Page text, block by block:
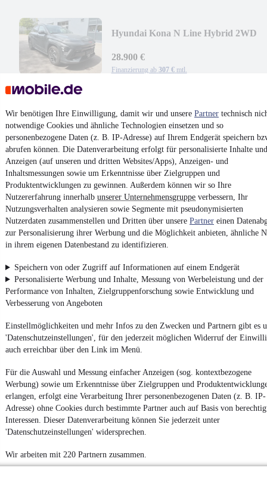
Wir benötigen Ihre Einwilligung, damit wir und unsere Partner technisch
notwendige Cookies und ähnliche Technologien einsetzen und so
personenbezogene Daten (z. B. IP-Adresse) auf Ihrem Endgerät speichern
abrufen können. Die Datenverarbeitung erfolgt für personalisierte Inhalte und
Anzeigen (auf unseren und dritten Websites/Apps), Anzeigen- und
Inhaltsmessungen sowie um Erkenntnisse über Zielgruppen und
Produktentwicklungen zu gewinnen. Außerdem können wir so Ihre
Nutzererfahrung innerhalb unserer Unternehmensgruppe verbessern, Ihr
Nutzungsverhalten analysieren sowie Segmente mit pseudonymisierten
Nutzerdaten zusammenstellen und Dritten über unsere Partner einen
zur Personalisierung ihrer Werbung und die Möglichkeit anbieten, ähnliche
in ihrem eigenen Datenbestand zu identifizieren.
Speichern von oder Zugriff auf Informationen auf einem Endgerät
Personalisierte Werbung und Inhalte, Messung von Werbeleistung und der
Performance von Inhalten, Zielgruppenforschung sowie Entwicklung und
Verbesserung von Angeboten
Einstellmöglichkeiten und mehr Infos zu den Zwecken und Partnern gibt es
'Datenschutzeinstellungen', für den jederzeit möglichen Widerruf der
auch erreichbar über den Link im Menü.
Für die Auswahl und Messung einfacher Anzeigen (sog. kontextbezogene
Werbung) sowie um Erkenntnisse über Zielgruppen und
erlangen, erfolgt eine Verarbeitung Ihrer personenbezogenen Daten (z. B. IP-
Adresse) ohne Cookies durch bestimmte Partner auch auf Basis von
Interessen. Dieser Datenverarbeitung können Sie jederzeit unter
'Datenschutzeinstellungen' widersprechen.
Wir arbeiten mit 220 Partnern zusammen.
Hyundai Kona N Line Hybrid 2WD
28.900 €
Finanzierung ab 307 € mtl.
Unfallfrei•EZ 03/2024
Kontakt
¹MwSt. ausweisbar
4.6 Sterne
Nutze mobile.de schnell und einfach
App installieren
Impressum
Datenschutz
Datenschutzeinstellungen
Erklärung zur Barrierefreiheit
Report Security Vulnerability (English)
Powered by
Weitere Fahrzeuge gibt es auf mobile.de, dem Marktplatz für
AutosundMotorräder